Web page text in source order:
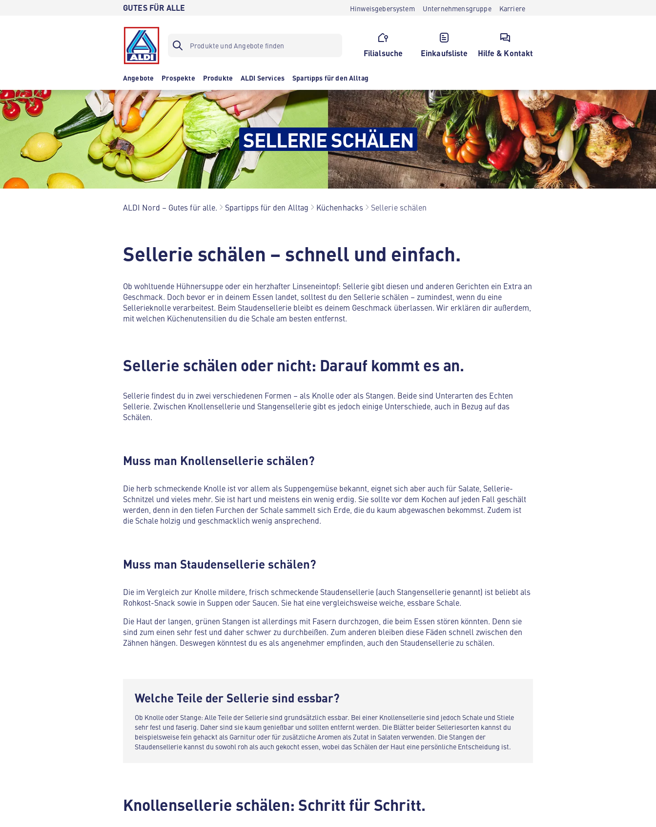
GUTES FÜR ALLE Hinweisgebersystem Unternehmensgruppe Karriere
Filialsuche Einkaufsliste Hilfe & Kontakt
Angebote Prospekte Produkte ALDI Services Spartipps für den Alltag
SELLERIE SCHÄLEN
ALDI Nord – Gutes für alle. Spartipps für den Alltag Küchenhacks Sellerie schälen
Sellerie schälen – schnell und einfach.
Ob wohltuende Hühnersuppe oder ein herzhafter Linseneintopf: Sellerie gibt diesen und anderen Gerichten ein Extra an
Geschmack. Doch bevor er in deinem Essen landet, solltest du den Sellerie schälen – zumindest, wenn du eine
Sellerieknolle verarbeitest. Beim Staudensellerie bleibt es deinem Geschmack überlassen. Wir erklären dir außerdem,
mit welchen Küchenutensilien du die Schale am besten entfernst.
Sellerie schälen oder nicht: Darauf kommt es an.
Sellerie findest du in zwei verschiedenen Formen – als Knolle oder als Stangen. Beide sind Unterarten des Echten
Sellerie. Zwischen Knollensellerie und Stangensellerie gibt es jedoch einige Unterschiede, auch in Bezug auf das
Schälen.
Muss man Knollensellerie schälen?
Die herb schmeckende Knolle ist vor allem als Suppengemüse bekannt, eignet sich aber auch für Salate, Sellerie-
Schnitzel und vieles mehr. Sie ist hart und meistens ein wenig erdig. Sie sollte vor dem Kochen auf jeden Fall geschält
werden, denn in den tiefen Furchen der Schale sammelt sich Erde, die du kaum abgewaschen bekommst. Zudem ist
die Schale holzig und geschmacklich wenig ansprechend.
Muss man Staudensellerie schälen?
Die im Vergleich zur Knolle mildere, frisch schmeckende Staudensellerie (auch Stangensellerie genannt) ist beliebt als
Rohkost-Snack sowie in Suppen oder Saucen. Sie hat eine vergleichsweise weiche, essbare Schale.
Die Haut der langen, grünen Stangen ist allerdings mit Fasern durchzogen, die beim Essen stören könnten. Denn sie
sind zum einen sehr fest und daher schwer zu durchbeißen. Zum anderen bleiben diese Fäden schnell zwischen den
Zähnen hängen. Deswegen könntest du es als angenehmer empfinden, auch den Staudensellerie zu schälen.
Welche Teile der Sellerie sind essbar?
Ob Knolle oder Stange: Alle Teile der Sellerie sind grundsätzlich essbar. Bei einer Knollensellerie sind jedoch Schale und Stiele
sehr fest und faserig. Daher sind sie kaum genießbar und sollten entfernt werden. Die Blätter beider Selleriesorten kannst du
beispielsweise fein gehackt als Garnitur oder für zusätzliche Aromen als Zutat in Salaten verwenden. Die Stangen der
Staudensellerie kannst du sowohl roh als auch gekocht essen, wobei das Schälen der Haut eine persönliche Entscheidung ist.
Knollensellerie schälen: Schritt für Schritt.